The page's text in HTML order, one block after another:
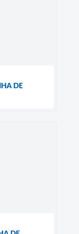
DE